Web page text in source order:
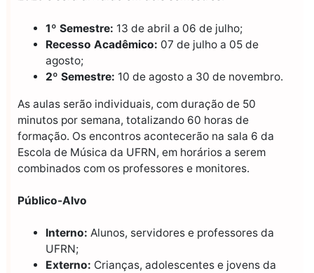
1º Semestre: 13 de abril a 06 de julho;
Recesso Acadêmico: 07 de julho a 05 de
agosto;
2º Semestre: 10 de agosto a 30 de novembro.
As aulas serão individuais, com duração de 50
minutos por semana, totalizando 60 horas de
formação. Os encontros acontecerão na sala 6 da
Escola de Música da UFRN, em horários a serem
combinados com os professores e monitores.
Público-Alvo
Interno: Alunos, servidores e professores da
UFRN;
Externo: Crianças, adolescentes e jovens da